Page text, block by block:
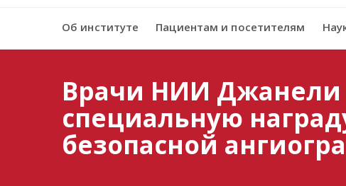
Об институте Пациентам и посетителям
Врачи НИИ Джанели
специальную
безопасной